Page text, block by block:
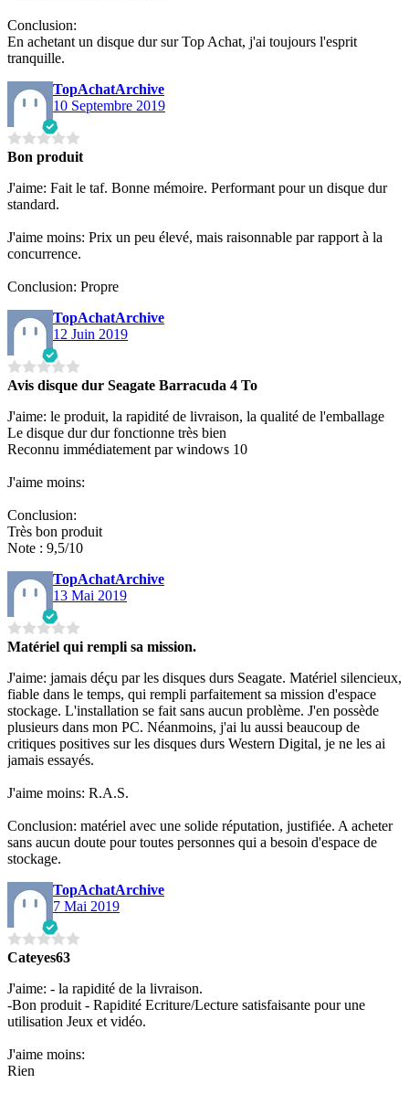
Conclusion:
En achetant un disque dur sur Top Achat, j'ai toujours l'esprit
tranquille.
TopAchatArchive
10 Septembre 2019
Bon produit
J'aime: Fait le taf. Bonne mémoire. Performant pour un disque dur
standard.
J'aime moins: Prix un peu élevé, mais raisonnable par rapport à la
concurrence.
Conclusion: Propre
TopAchatArchive
12 Juin 2019
Avis disque dur Seagate Barracuda 4 To
J'aime: le produit, la rapidité de livraison, la qualité de l'emballage
Le disque dur dur fonctionne très bien
Reconnu immédiatement par windows 10
J'aime moins:
Conclusion:
Très bon produit
Note : 9,5/10
TopAchatArchive
13 Mai 2019
Matériel qui rempli sa mission.
J'aime: jamais déçu par les disques durs Seagate. Matériel silencieux,
fiable dans le temps, qui rempli parfaitement sa mission d'espace
stockage. L'installation se fait sans aucun problème. J'en possède
plusieurs dans mon PC. Néanmoins, j'ai lu aussi beaucoup de
critiques positives sur les disques durs Western Digital, je ne les ai
jamais essayés.
J'aime moins: R.A.S.
Conclusion: matériel avec une solide réputation, justifiée. A acheter
sans aucun doute pour toutes personnes qui a besoin d'espace de
stockage.
TopAchatArchive
7 Mai 2019
Cateyes63
J'aime: - la rapidité de la livraison.
-Bon produit - Rapidité Ecriture/Lecture satisfaisante pour une
utilisation Jeux et vidéo.
J'aime moins:
Rien